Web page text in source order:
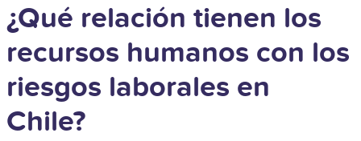
¿Qué relación tienen los
recursos humanos con los
riesgos laborales en
Chile?